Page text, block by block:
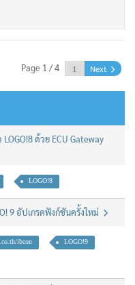
Page 1 / 4 Next
ด้วย ECU Gateway
LOGO!8
9 อัปเกรดฟังก์ชันครั้งใหม่
ibcon LOGO!9